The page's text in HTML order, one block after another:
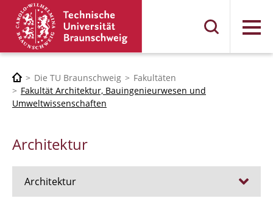
Menü
Die TU Braunschweig
Fakultäten
Fakultät Architektur, Bauingenieurwesen und
Umweltwissenschaften
Architektur
Architektur